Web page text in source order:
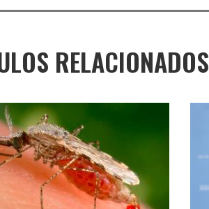
RELACIONADOS